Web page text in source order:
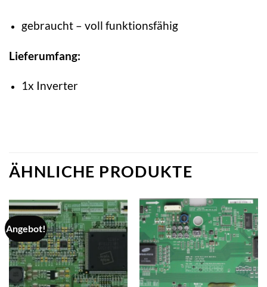
gebraucht – voll funktionsfähig
Lieferumfang:
1x Inverter
ÄHNLICHE PRODUKTE
Angebot!